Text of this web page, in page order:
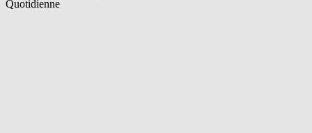
Quotidienne